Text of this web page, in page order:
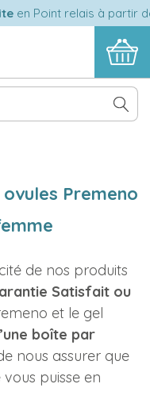
en Point relais à partir de
Premeno
de nos produits
Satisfait ou
et le gel
boîte par
nous assurer que
puisse en